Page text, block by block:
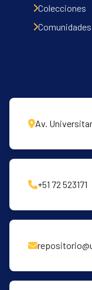
Contacto
Políticas
Colecciones
Comunidades
Av.
+51 72 523171